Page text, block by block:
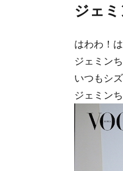
ジェミ
はわわ！
ジェミン
いつもシ
ジェミン